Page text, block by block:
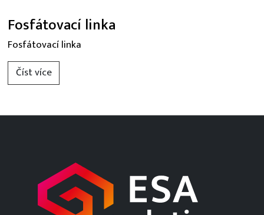
Fosfátovací linka
Fosfátovací linka
Číst více